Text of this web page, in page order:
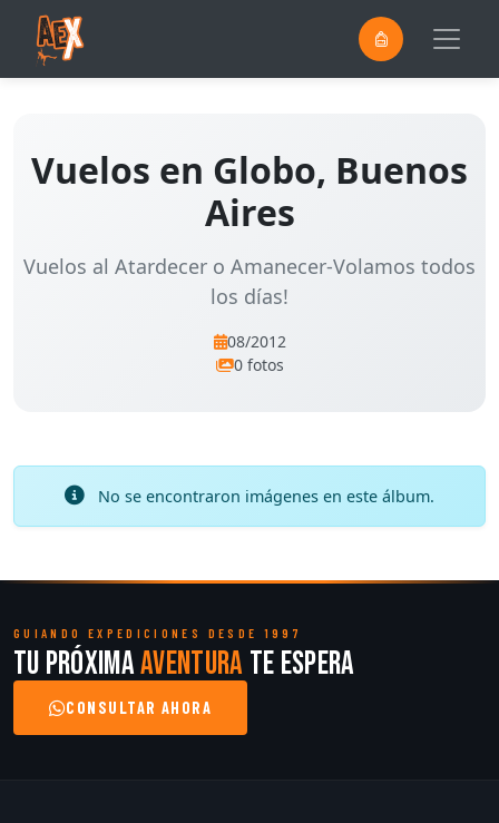
Vuelos en Globo, Buenos
Aires
Vuelos al Atardecer o Amanecer-Volamos todos
los días!
08/2012
0 fotos
No se encontraron imágenes en este álbum.
GUIANDO EXPEDICIONES DESDE 1997
Tu próximaaventura te espera
CONSULTAR AHORA